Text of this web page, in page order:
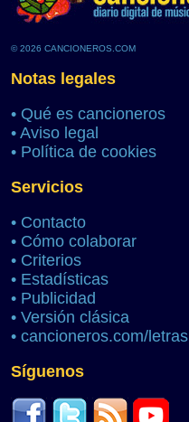
© 2026 CANCIONEROS.COM
Notas legales
• Qué es cancioneros
• Aviso legal
• Política de cookies
Servicios
• Contacto
• Cómo colaborar
• Criterios
• Estadísticas
• Publicidad
• Versión clásica
• cancioneros.com/letras
Síguenos